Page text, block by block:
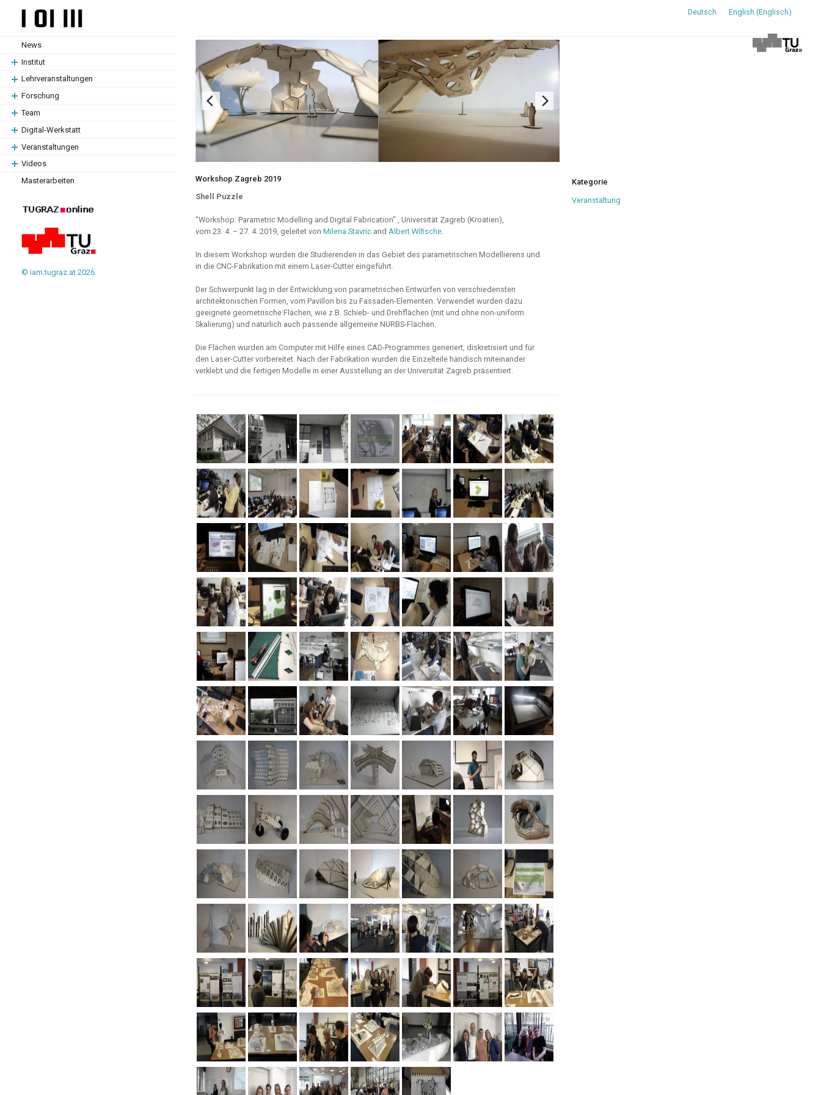
Deutsch English (Englisch)
springen
springen
News
Institut
Lehrveranstaltungen
Forschung
Team
Digital-Werkstatt
Veranstaltungen
Videos
Masterarbeiten
© iam.tugraz.at 2026
Workshop Zagreb 2019
Shell Puzzle
”Workshop: Parametric Modelling and Digital Fabrication” , Universität Zagreb (Kroatien),
vom 23. 4. – 27. 4. 2019, geleitet von Milena Stavric and Albert Wiltsche
In diesem Workshop wurden die Studierenden in das Gebiet des parametrischen Modellierens und
in die CNC-Fabrikation mit einem Laser-Cutter eingeführt.
Der Schwerpunkt lag in der Entwicklung von parametrischen Entwürfen von verschiedensten
architektonischen Formen, vom Pavillon bis zu Fassaden-Elementen. Verwendet wurden dazu
geeignete geometrische Flächen, wie z.B. Schieb- und Drehflächen (mit und ohne non-uniform
Skalierung) und natürlich auch passende allgemeine NURBS-Flächen.
Die Flächen wurden am Computer mit Hilfe eines CAD-Programmes generiert, diskretisiert und für
den Laser-Cutter vorbereitet. Nach der Fabrikation wurden die Einzelteile händisch miteinander
verklebt und die fertigen Modelle in einer Ausstellung an der Universität Zagreb präsentiert.
Kategorie
Veranstaltung